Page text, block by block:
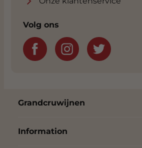
Volg ons
Grandcruwijnen
Information